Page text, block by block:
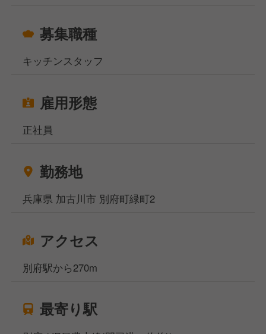
募集職種
キッチンスタッフ
雇用形態
正社員
勤務地
兵庫県 加古川市 別府町緑町2
アクセス
別府駅から270m
最寄り駅